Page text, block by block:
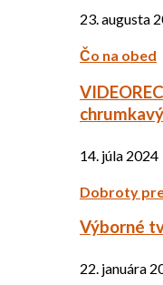
23. augusta
Čo na obed
14. júla 2024
Dobroty
Výborné
22. januára